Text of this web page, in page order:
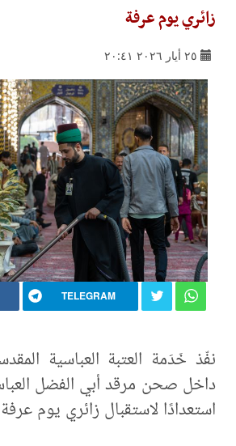
زائري يوم عرفة
٢٥ أيار ٢٠٢٦ ٢٠:٤١
TELEGRAM
نفّذ خَدَمة العتبة العباسية
داخل صحن مرقد أبي الفضل
استعدادًا لاستقبال زائري يوم